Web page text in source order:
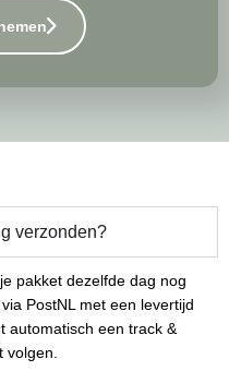
verzonden?
pakket dezelfde dag nog
PostNL met een levertijd
automatisch een track &